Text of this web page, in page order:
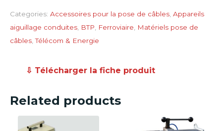
Categories: Accessoires pour la pose de câbles Appareils
aiguillage conduites BTP Ferroviaire
Matériels pose de
câbles ,Télécom & Energie
⇩ Télécharger la fiche produit
Related products